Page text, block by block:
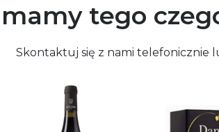
tego
Skontaktuj się z nami telefonicznie